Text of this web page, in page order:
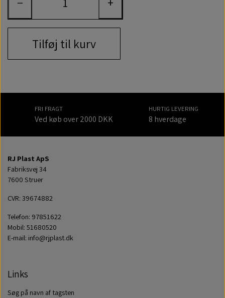
Tilføj til kurv
FRI FRAGT
Ved køb over 2000 DKK
HURTIG LEVERING
8 hverdage
RJ Plast ApS
Fabriksvej 34
7600 Struer
CVR: 39674882
Telefon: 97851622
Mobil: 51680520
E-mail: info@rjplast.dk
Links
Søg på navn af tagsten